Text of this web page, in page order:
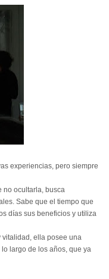
experiencias, pero siempre
no ocultarla, busca
Sabe que el tiempo que
días sus beneficios y utiliza
vitalidad, ella posee una
largo de los años, que ya